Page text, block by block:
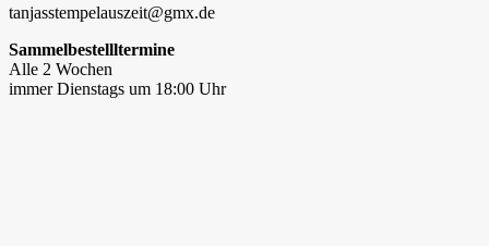
tanjasstempelauszeit@gmx.de
Sammelbestellltermine
Alle 2 Wochen
immer Dienstags um 18:00 Uhr